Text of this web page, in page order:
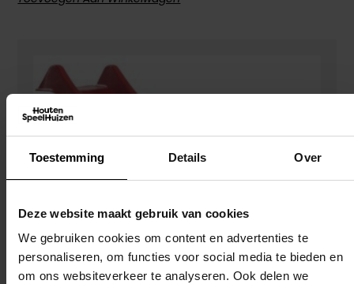
Toestemming Details Over
Deze website maakt gebruik van cookies
We gebruiken cookies om content en advertenties te
personaliseren, om functies voor social media te bieden en
om ons websiteverkeer te analyseren. Ook delen we